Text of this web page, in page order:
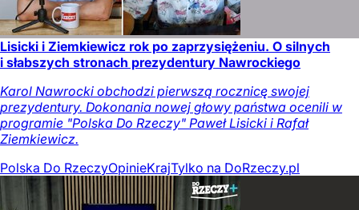
Lisicki i Ziemkiewicz rok po zaprzysiężeniu. O silnych
i słabszych stronach prezydentury Nawrockiego
Karol Nawrocki obchodzi pierwszą rocznicę swojej
prezydentury. Dokonania nowej głowy państwa ocenili w
programie "Polska Do Rzeczy" Paweł Lisicki i Rafał
Ziemkiewicz.
Polska Do RzeczyOpinieKrajTylko na DoRzeczy.pl